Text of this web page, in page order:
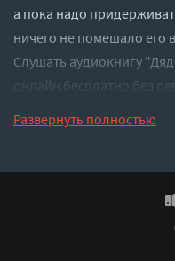
а пока надо
ничего не помешало
Слушать аудиокнигу
онлайн бесплатно без
Развернуть полностью